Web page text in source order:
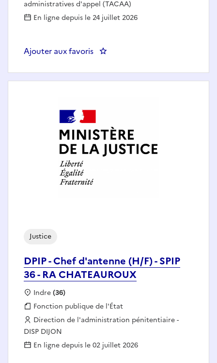
administratives d'appel (TACAA)
En ligne depuis le 24 juillet 2026
Ajouter aux favoris : Aide à la décision au tribunal
DPIP - Chef d'antenne (H/F) - SPIP
36 - RA CHATEAUROUX
Justice
Localisation :
Indre(36)
Fonction publique :
Fonction publique de l'État
Employeur :
Direction de l'administration pénitentiaire -
DISP DIJON
En ligne depuis le 02 juillet 2026